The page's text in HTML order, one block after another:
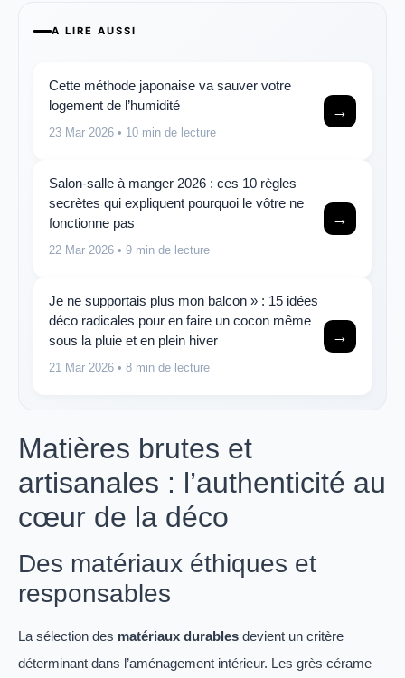
A LIRE AUSSI
Cette méthode japonaise va sauver votre
logement de l’humidité
23 Mar 2026 • 10 min de lecture
→
Salon-salle à manger 2026 : ces 10 règles
secrètes qui expliquent pourquoi le vôtre ne
fonctionne pas
22 Mar 2026 • 9 min de lecture
→
Je ne supportais plus mon balcon » : 15 idées
déco radicales pour en faire un cocon même
sous la pluie et en plein hiver
21 Mar 2026 • 8 min de lecture
→
Matières brutes et
artisanales : l’authenticité au
cœur de la déco
Des matériaux éthiques et
responsables
La sélection des matériaux durables devient un critère
déterminant dans l’aménagement intérieur. Les grès cérame